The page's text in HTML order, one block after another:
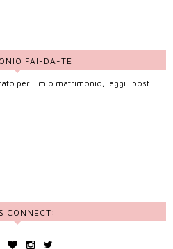
FAI-DA-TE
per il mio matrimonio, leggi i post
CONNECT: